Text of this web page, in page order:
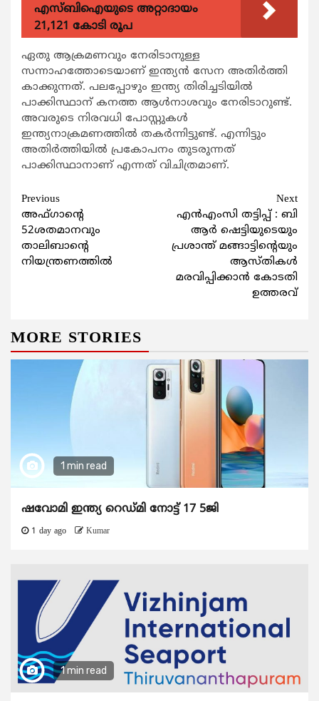
എസ്ബിഐയുടെ അറ്റാദായം
21,121 കോടി രൂപ
ഏതു ആക്രമണവും നേരിടാനുള്ള
സന്നാഹത്തോടെയാണ് ഇന്ത്യന്‍ സേന അതിര്‍ത്തി
കാക്കുന്നത്. പലപ്പോഴും ഇന്ത്യ തിരിച്ചടിയില്‍
പാക്കിസ്ഥാന് കനത്ത ആള്‍നാശവും നേരിടാറുണ്ട്.
അവരുടെ നിരവധി പോസ്റ്റുകള്‍
ഇന്ത്യനാക്രമണത്തില്‍ തകര്‍ന്നിട്ടുണ്ട്. എന്നിട്ടും
അതിര്‍ത്തിയില്‍ പ്രകോപനം തുടരുന്നത്
പാക്കിസ്ഥാനാണ് എന്നത് വിചിത്രമാണ്.
Continue
Reading
Previous
അഫ്ഗാന്‍റെ
52ശതമാനവും
താലിബാന്‍റെ
നിയന്ത്രണത്തില്‍
Next
എന്‍എംസി തട്ടിപ്പ് : ബി
ആര്‍ ഷെട്ടിയുടെയും
പ്രശാന്ത് മങ്ങാട്ടിന്റെയും
ആസ്തികള്‍
മരവിപ്പിക്കാന്‍ കോടതി
ഉത്തരവ്
MORE STORIES
1 min read
ഷവോമി ഇന്ത്യ റെഡ്മി നോട്ട് 17 5ജി
1 day ago Kumar
1 min read